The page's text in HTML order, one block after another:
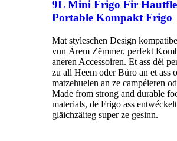
9L Mini Frigo Fir
Portable Kompakt Frigo
Mat styleschen Design
vun Ärem Zëmmer, perfekt
aneren Accessoiren. Et ass déi
zu all Heem oder Büro an et ass
matzehuelen an ze campéieren
Made from strong and durable
materials, de Frigo ass
gläichzäiteg super ze gesinn.